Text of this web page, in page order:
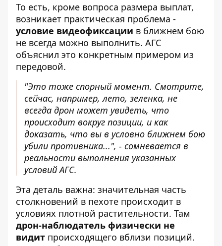
То есть, кроме вопроса размера выплат,
возникает практическая проблема -
условие видеофиксации в ближнем бою
не всегда можно выполнить. АГС
объяснил это конкретным примером из
передовой.
"Это тоже спорный момент. Смотрите,
сейчас, например, лето, зеленка, не
всегда дрон может увидеть, что
происходит вокруг позиции, и как
доказать, что вы в условно ближнем бою
убили противника...", - сомневается в
реальности выполнения указанных
условий АГС.
Эта деталь важна: значительная часть
столкновений в пехоте происходит в
условиях плотной растительности. Там
дрон-наблюдатель физически не
видит происходящего вблизи позиций.